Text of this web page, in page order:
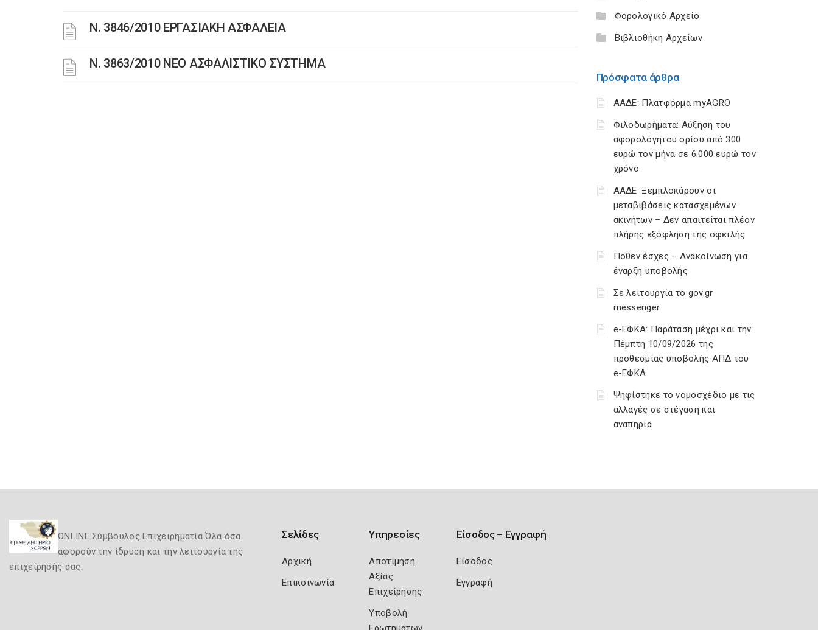
Ν. 3846/2010 ΕΡΓΑΣΙΑΚΗ ΑΣΦΑΛΕΙΑ
N. 3863/2010 ΝΕΟ ΑΣΦΑΛΙΣΤΙΚΟ ΣΥΣΤΗΜΑ
Φορολογικό Αρχείο
Βιβλιοθήκη Αρχείων
Πρόσφατα άρθρα
ΑΑΔΕ: Πλατφόρμα myAGRO
Φιλοδωρήματα: Αύξηση του
αφορολόγητου ορίου από 300
ευρώ τον μήνα σε 6.000 ευρώ τον
χρόνο
ΑΑΔΕ: Ξεμπλοκάρουν οι
μεταβιβάσεις κατασχεμένων
ακινήτων – Δεν απαιτείται πλέον
πλήρης εξόφληση της οφειλής
Πόθεν έσχες – Ανακοίνωση για
έναρξη υποβολής
Σε λειτουργία το gov.gr
messenger
e-ΕΦΚΑ: Παράταση μέχρι και την
Πέμπτη 10/09/2026 της
προθεσμίας υποβολής ΑΠΔ του
e-ΕΦΚΑ
Ψηφίστηκε το νομοσχέδιο με τις
αλλαγές σε στέγαση και
αναπηρία
ONLINE Σύμβουλος Επιχειρηματία Όλα όσα
αφορούν την ίδρυση και την λειτουργία της
επιχείρησής σας.
Σελίδες
Αρχική
Επικοινωνία
Υπηρεσίες
Αποτίμηση
Αξίας
Επιχείρησης
Υποβολή
Είσοδος – Εγγραφή
Είσοδος
Εγγραφή